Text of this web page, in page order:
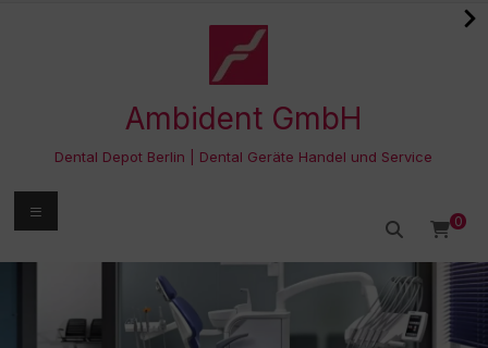
Ambident GmbH
Dental Depot Berlin | Dental Geräte Handel und Service
0
Menü